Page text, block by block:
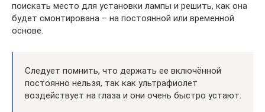
поискать место для установки лампы и решить, как она
будет смонтирована – на постоянной или временной
основе.
Следует помнить, что держать ее включённой
постоянно нельзя, так как ультрафиолет
воздействует на глаза и они очень быстро устают.